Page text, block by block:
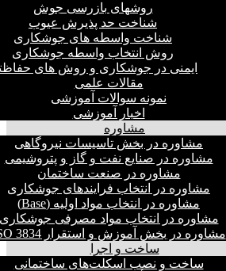
روشهای بازرسی جوش
شناخت حد پذیرش عیوب
شناخت واسطه های جوشکاری
روش انتخاب واسطه جوشکاری
ایمنی در جوشکاری و روش های
مقالات علمی
نمونه سوالات آموزشی
اخبار آموزشی
مشاوره
مشاوره در بخش تاسیسات نیروگاهی
مشاوره در صنایع نفت و گاز و پتروشیمی
مشاوره در صنعت ساختمان
مشاوره در انتخاب فرایند‌های جوشکاری
مشاوره در انتخاب مواد اولیه (Base)
مشاوره در انتخاب مواد مصرفی
مشاوره در بخش آموزش و استقرار ISO 3834
ساخت و اجرا
ساخت و نصب اسکلت‌های ساختمانی